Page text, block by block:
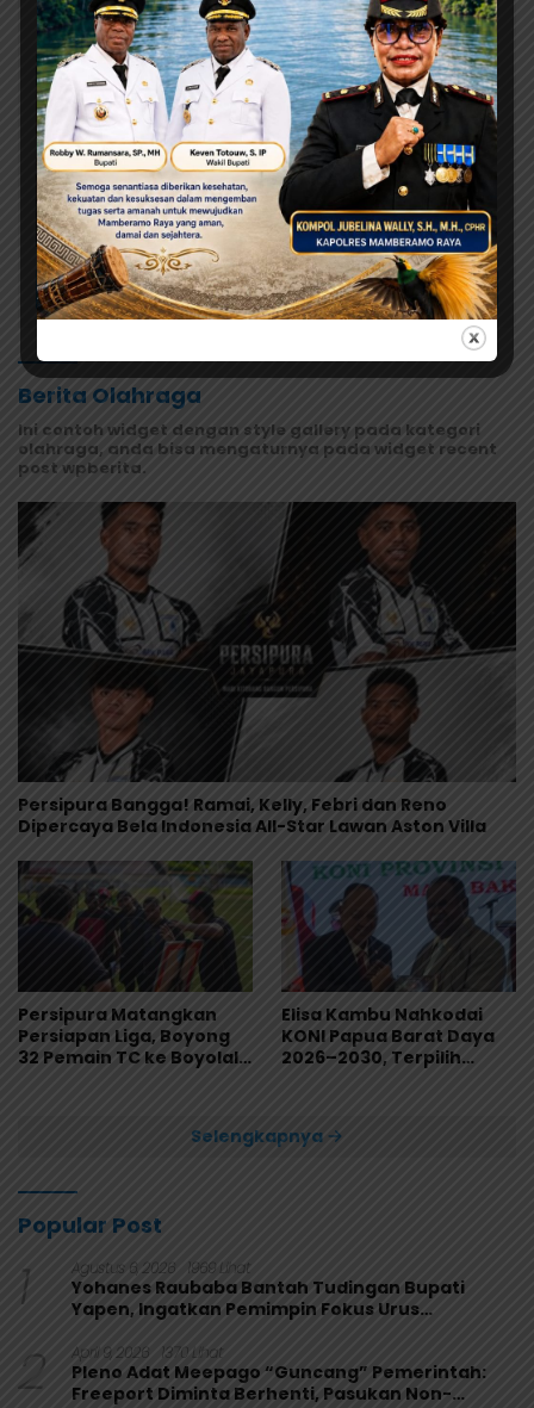
Fisip Uncen
Agustus 8, 2026
Kuasa Hukum Satriyani Siap
Laporkan Dugaan Mafia Tanah ke
Polda Papua
Agustus 8, 2026
Jangan Asal Simpulkan! Tunggu
Hasil Lab Dugaan Keracunan MBG
Selengkapnya
Berita Olahraga
Ini contoh widget dengan style gallery pada kategori
olahraga, anda bisa mengaturnya pada widget recent
post wpberita.
Persipura Bangga! Ramai, Kelly, Febri dan Reno
Dipercaya Bela Indonesia All-Star Lawan Aston Villa
Persipura Matangkan
Persiapan Liga, Boyong
32 Pemain TC ke Boyolali
Elisa Kambu Nahkodai
KONI Papua Barat Daya
2026–2030, Terpilih
Selengkapnya
Popular Post
1 Agustus 6, 2026 1969 Lihat
Yohanes Raubaba Bantah Tudingan Bupati
Yapen, Ingatkan Pemimpin Fokus Urus
2 April 9, 2026 1370 Lihat
Pleno Adat Meepago “Guncang” Pemerintah:
Freeport Diminta Berhenti, Pasukan Non-